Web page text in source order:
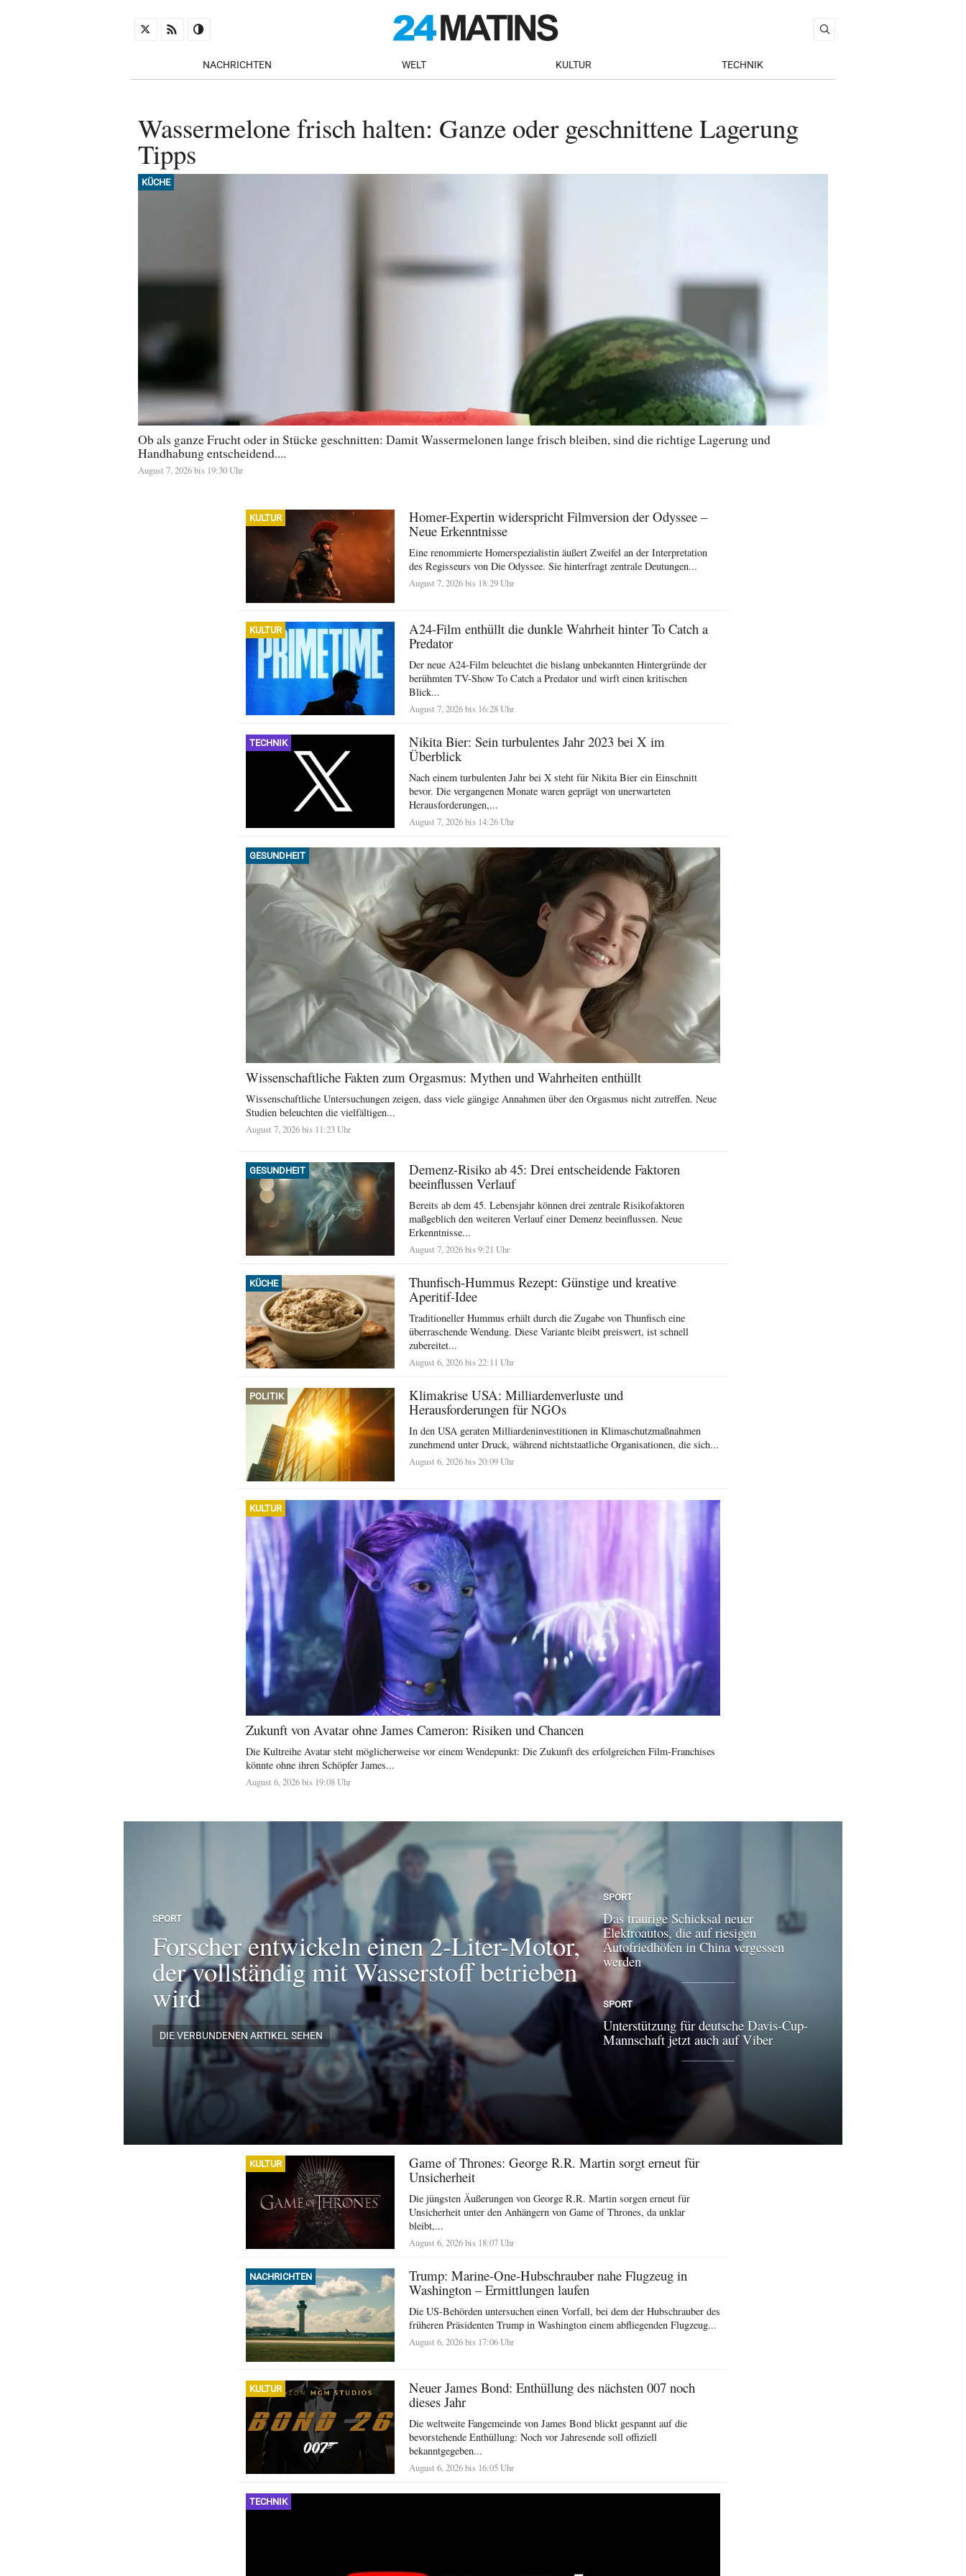
NACHRICHTEN WELT KULTUR TECHNIK
Wassermelone frisch halten: Ganze oder geschnittene Lagerung
Tipps
KÜCHE
Ob als ganze Frucht oder in Stücke geschnitten: Damit Wassermelonen lange frisch bleiben, sind die richtige Lagerung und
Handhabung entscheidend....
August 7, 2026 bis 19:30 Uhr
KULTUR
Homer-Expertin widerspricht Filmversion der Odyssee –
Neue Erkenntnisse
Eine renommierte Homerspezialistin äußert Zweifel an der Interpretation
des Regisseurs von Die Odyssee. Sie hinterfragt zentrale Deutungen...
August 7, 2026 bis 18:29 Uhr
KULTUR
A24-Film enthüllt die dunkle Wahrheit hinter To Catch a
Predator
Der neue A24-Film beleuchtet die bislang unbekannten Hintergründe der
berühmten TV-Show To Catch a Predator und wirft einen kritischen
Blick...
August 7, 2026 bis 16:28 Uhr
TECHNIK
Nikita Bier: Sein turbulentes Jahr 2023 bei X im
Überblick
Nach einem turbulenten Jahr bei X steht für Nikita Bier ein Einschnitt
bevor. Die vergangenen Monate waren geprägt von unerwarteten
Herausforderungen,...
August 7, 2026 bis 14:26 Uhr
GESUNDHEIT
Wissenschaftliche Fakten zum Orgasmus: Mythen und Wahrheiten enthüllt
Wissenschaftliche Untersuchungen zeigen, dass viele gängige Annahmen über den Orgasmus nicht zutreffen. Neue
Studien beleuchten die vielfältigen...
August 7, 2026 bis 11:23 Uhr
GESUNDHEIT
Demenz-Risiko ab 45: Drei entscheidende Faktoren
beeinflussen Verlauf
Bereits ab dem 45. Lebensjahr können drei zentrale Risikofaktoren
maßgeblich den weiteren Verlauf einer Demenz beeinflussen. Neue
Erkenntnisse...
August 7, 2026 bis 9:21 Uhr
KÜCHE
Thunfisch-Hummus Rezept: Günstige und kreative
Aperitif-Idee
Traditioneller Hummus erhält durch die Zugabe von Thunfisch eine
überraschende Wendung. Diese Variante bleibt preiswert, ist schnell
zubereitet...
August 6, 2026 bis 22:11 Uhr
POLITIK
Klimakrise USA: Milliardenverluste und
Herausforderungen für NGOs
In den USA geraten Milliardeninvestitionen in Klimaschutzmaßnahmen
zunehmend unter Druck, während nichtstaatliche Organisationen, die sich...
August 6, 2026 bis 20:09 Uhr
KULTUR
Zukunft von Avatar ohne James Cameron: Risiken und Chancen
Die Kultreihe Avatar steht möglicherweise vor einem Wendepunkt: Die Zukunft des erfolgreichen Film-Franchises
könnte ohne ihren Schöpfer James...
August 6, 2026 bis 19:08 Uhr
SPORT
Forscher entwickeln einen 2-Liter-Motor,
der vollständig mit Wasserstoff betrieben
wird
DIE VERBUNDENEN ARTIKEL SEHEN
SPORT
Das traurige Schicksal neuer
Elektroautos, die auf riesigen
Autofriedhöfen in China vergessen
werden
SPORT
Unterstützung für deutsche Davis-Cup-
Mannschaft jetzt auch auf Viber
KULTUR
Game of Thrones: George R.R. Martin sorgt erneut für
Unsicherheit
Die jüngsten Äußerungen von George R.R. Martin sorgen erneut für
Unsicherheit unter den Anhängern von Game of Thrones, da unklar
bleibt,...
August 6, 2026 bis 18:07 Uhr
NACHRICHTEN
Trump: Marine-One-Hubschrauber nahe Flugzeug in
Washington – Ermittlungen laufen
Die US-Behörden untersuchen einen Vorfall, bei dem der Hubschrauber des
früheren Präsidenten Trump in Washington einem abfliegenden Flugzeug...
August 6, 2026 bis 17:06 Uhr
KULTUR
Neuer James Bond: Enthüllung des nächsten 007 noch
dieses Jahr
Die weltweite Fangemeinde von James Bond blickt gespannt auf die
bevorstehende Enthüllung: Noch vor Jahresende soll offiziell
bekanntgegeben...
August 6, 2026 bis 16:05 Uhr
TECHNIK